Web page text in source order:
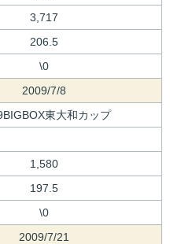
3,717
206.5
\0
2009/7/8
東大和カップ
1,580
197.5
\0
2009/7/21